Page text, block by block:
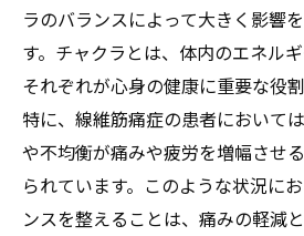
ラのバランスによって大きく影響
す。チャクラとは、体内のエネルギ
それぞれが心身の健康に重要な役
特に、線維筋痛症の患者において
や不均衡が痛みや疲労を増幅させ
られています。このような状況に
ンスを整えることは、痛みの軽減